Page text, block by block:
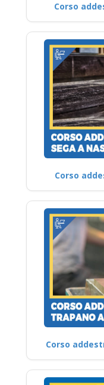
Corso
Corso
Corso